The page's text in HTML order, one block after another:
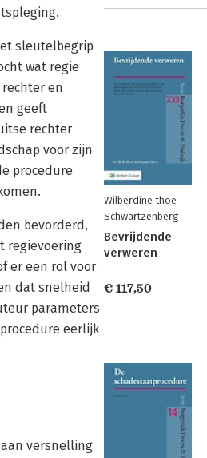
sleutelbegrip
wat regie
en
geeft
rechter
voor zijn
procedure
bevorderd,
regievoering
er een rol voor
dat snelheid
parameters
eerlijk
versnelling
Wilberdine thoe
Schwartzenberg
Bevrijdende
verweren
€ 117,50